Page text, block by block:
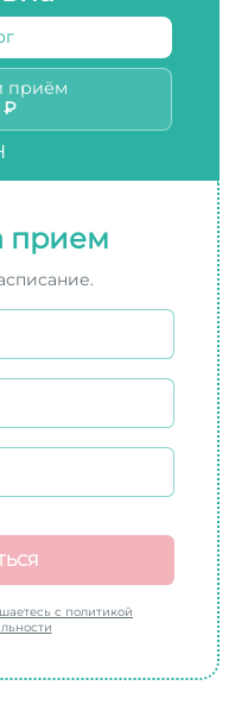
приём
₽
прием
с политикой